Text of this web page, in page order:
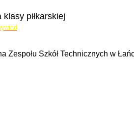
klasy piłkarskiej
Zespołu Szkół Technicznych w